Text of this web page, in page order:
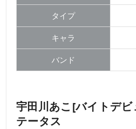
タイプ
キャラ
バンド
宇田川あこ[バイトデビ
テータス